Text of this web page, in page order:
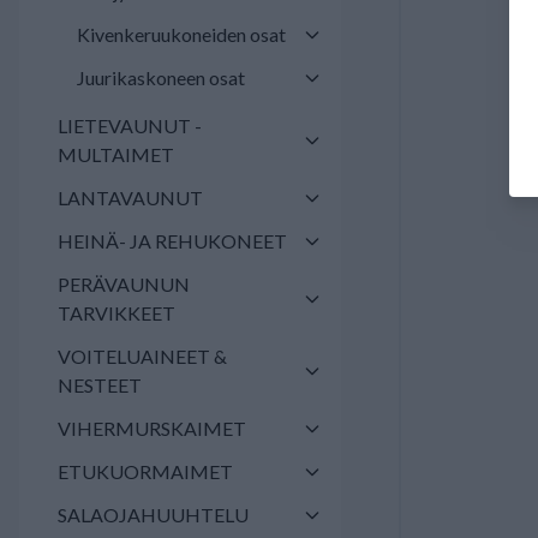
Kivenkeruukoneiden osat
Juurikaskoneen osat
LIETEVAUNUT -
MULTAIMET
LANTAVAUNUT
HEINÄ- JA REHUKONEET
PERÄVAUNUN
TARVIKKEET
VOITELUAINEET &
NESTEET
VIHERMURSKAIMET
ETUKUORMAIMET
SALAOJAHUUHTELU